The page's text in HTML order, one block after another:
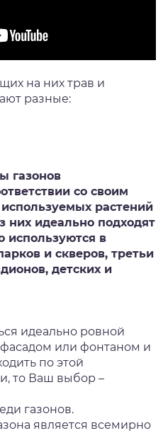
на них трав и
разные:
газонов
со своим
растений
них идеально подходят
используются в
и скверов, третьи
детских и
идеально ровной
или фонтаном и
по этой
то Ваш выбор –
газонов.
является всемирно